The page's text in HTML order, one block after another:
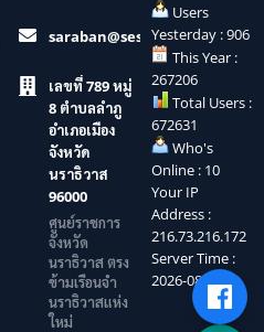
saraban@sesaonara.go.th
เลขที่ 789 หมู่
8 ตำบลลำภู
อำเภอเมือง
จังหวัด
นราธิวาส
96000
ศูนย์ราชการ
จังหวัด
นราธิวาส ตรง
ข้ามเรือนจำ
นราธิวาสแห่ง
ใหม่
Users
Yesterday : 906
This Year :
267206
Total Users :
672631
Who's
Online : 10
Your IP
Address :
216.73.216.172
Server Time :
2026-08-09